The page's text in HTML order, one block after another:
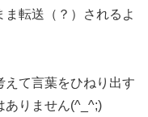
転送（？）されるよ
えて言葉をひねり出す
ありません(^_^;)